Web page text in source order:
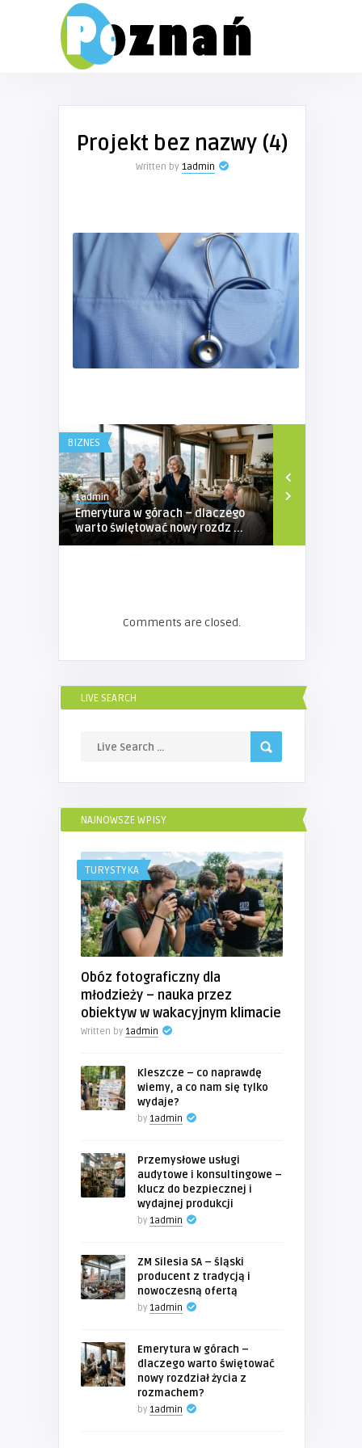
Projekt bez nazwy (4)
Written by 1admin
BIZNES
1admin
Emerytura w górach – dlaczego
warto świętować nowy rozdz ...
...
Comments are closed.
LIVE SEARCH
NAJNOWSZE WPISY
TURYSTYKA
Obóz fotograficzny dla
młodzieży – nauka przez
obiektyw w wakacyjnym klimacie
Written by 1admin
Kleszcze – co naprawdę
wiemy, a co nam się tylko
wydaje?
by 1admin
Przemysłowe usługi
audytowe i konsultingowe –
klucz do bezpiecznej i
wydajnej produkcji
by 1admin
ZM Silesia SA – śląski
producent z tradycją i
nowoczesną ofertą
by 1admin
Emerytura w górach –
dlaczego warto świętować
nowy rozdział życia z
rozmachem?
by 1admin